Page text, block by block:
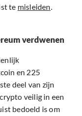
te misleiden.
verdwenen
en 225
deel van zijn
veilig in een
bedoeld is om